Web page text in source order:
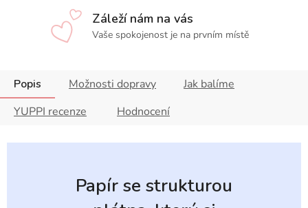
Záleží nám na vás
Vaše spokojenost je na prvním místě
Popis Možnosti dopravy
Jak balíme
YUPPI recenze
Hodnocení
Papír se strukturou